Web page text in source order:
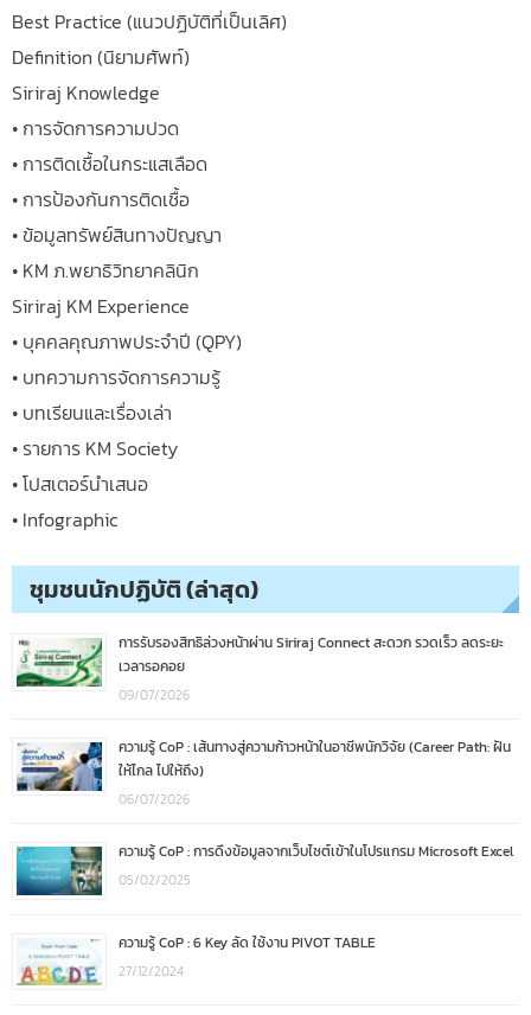
Best Practice (แนวปฏิบัติที่เป็นเลิศ)
Definition (นิยามศัพท์)
Siriraj Knowledge
• การจัดการความปวด
• การติดเชื้อในกระแสเลือด
• การป้องกันการติดเชื้อ
• ข้อมูลทรัพย์สินทางปัญญา
• KM ภ.พยาธิวิทยาคลินิก
Siriraj KM Experience
• บุคคลคุณภาพประจำปี (QPY)
• บทความการจัดการความรู้
• บทเรียนและเรื่องเล่า
• รายการ KM Society
• โปสเตอร์นำเสนอ
• Infographic
ชุมชนนักปฏิบัติ (ล่าสุด)
การรับรองสิทธิล่วงหน้าผ่าน Siriraj Connect สะดวก รวดเร็ว ลดระยะ
เวลารอคอย
09/07/2026
ความรู้ CoP : เส้นทางสู่ความก้าวหน้าในอาชีพนักวิจัย (Career Path: ฝัน
ให้ไกล ไปให้ถึง)
06/07/2026
ความรู้ CoP : การดึงข้อมูลจากเว็บไซต์เข้าในโปรแกรม Microsoft Excel
05/02/2025
ความรู้ CoP : 6 Key ลัด ใช้งาน PIVOT TABLE
27/12/2024